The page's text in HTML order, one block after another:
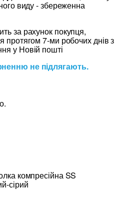
виду - збереженна
за рахунок покупця,
протягом 7-ми робочих днів з
у Новій пошті
не підлягають.
компресійна SS
сірий